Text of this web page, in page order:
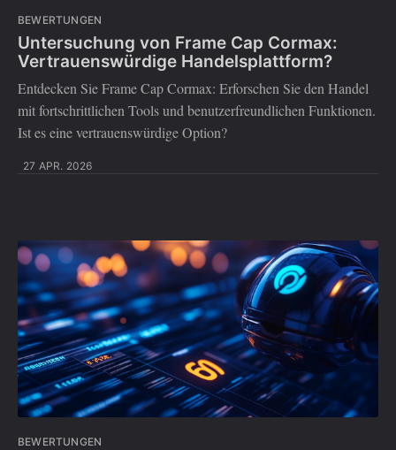
BEWERTUNGEN
Untersuchung von Frame Cap Cormax:
Vertrauenswürdige Handelsplattform?
Entdecken Sie Frame Cap Cormax: Erforschen Sie den Handel
mit fortschrittlichen Tools und benutzerfreundlichen Funktionen.
Ist es eine vertrauenswürdige Option?
27 APR. 2026
BEWERTUNGEN